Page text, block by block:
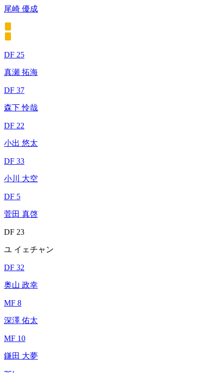
尾崎 優成
DF 25
真瀬 拓海
DF 37
森下 怜哉
DF 22
小出 悠太
DF 33
小川 大空
DF 5
菅田 真啓
DF 23
ユ イェチャン
DF 32
奥山 政幸
MF 8
深澤 佑太
MF 10
鎌田 大夢